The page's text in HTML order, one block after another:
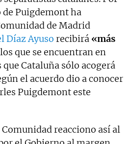
Puigdemont ha
de Madrid
Díaz Ayuso recibirá «más
que se encuentran en
Cataluña sólo acogerá
el acuerdo dio a conocer
Puigdemont este
reacciono así al